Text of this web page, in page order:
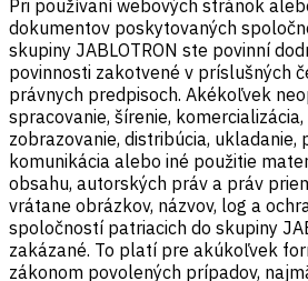
Pri používaní webových stránok
dokumentov poskytovaných
skupiny JABLOTRON ste povinní
povinnosti zakotvené v príslušných
právnych predpisoch. Akékoľvek
spracovanie, šírenie,
zobrazovanie, distribúcia, ukladanie,
komunikácia alebo iné použitie
obsahu, autorských práv a práv
vrátane obrázkov, názvov, log a
spoločností patriacich do skupiny
zakázané. To platí pre akúkoľvek
zákonom povolených prípadov,